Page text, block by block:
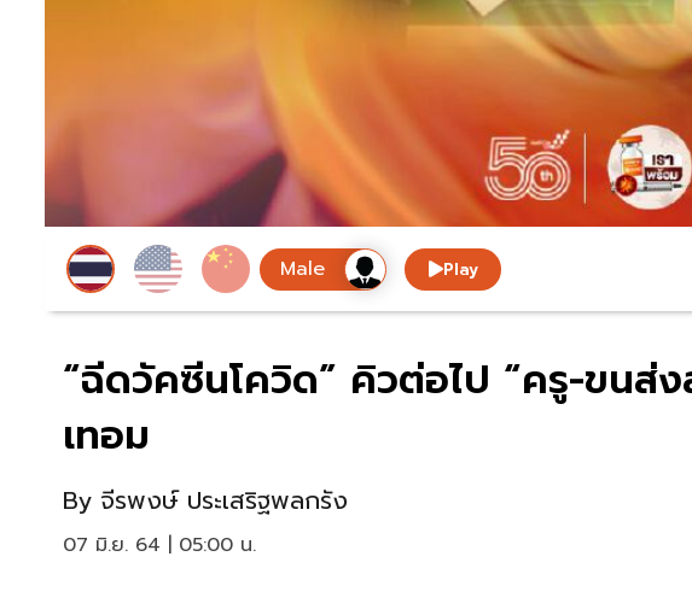
Play
“ฉีดวัคซีนโควิด” คิวต่อไป “ครู-ขนส่ง
เทอม
By จีรพงษ์ ประเสริฐพลกรัง
07 มิ.ย. 64 | 05:00 น.